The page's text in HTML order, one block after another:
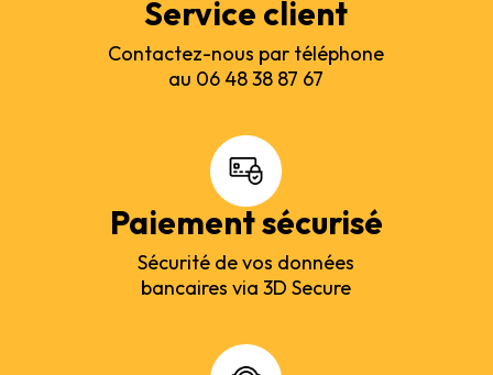
Service client
Contactez-nous par téléphone
au 06 48 38 87 67
Paiement sécurisé
Sécurité de vos données
bancaires via 3D Secure